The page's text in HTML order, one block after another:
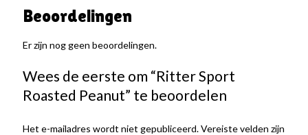
Beoordelingen
Er zijn nog geen beoordelingen.
Wees de eerste om “Ritter Sport
Roasted Peanut” te beoordelen
Het e-mailadres wordt niet gepubliceerd.Vereiste velden zijn